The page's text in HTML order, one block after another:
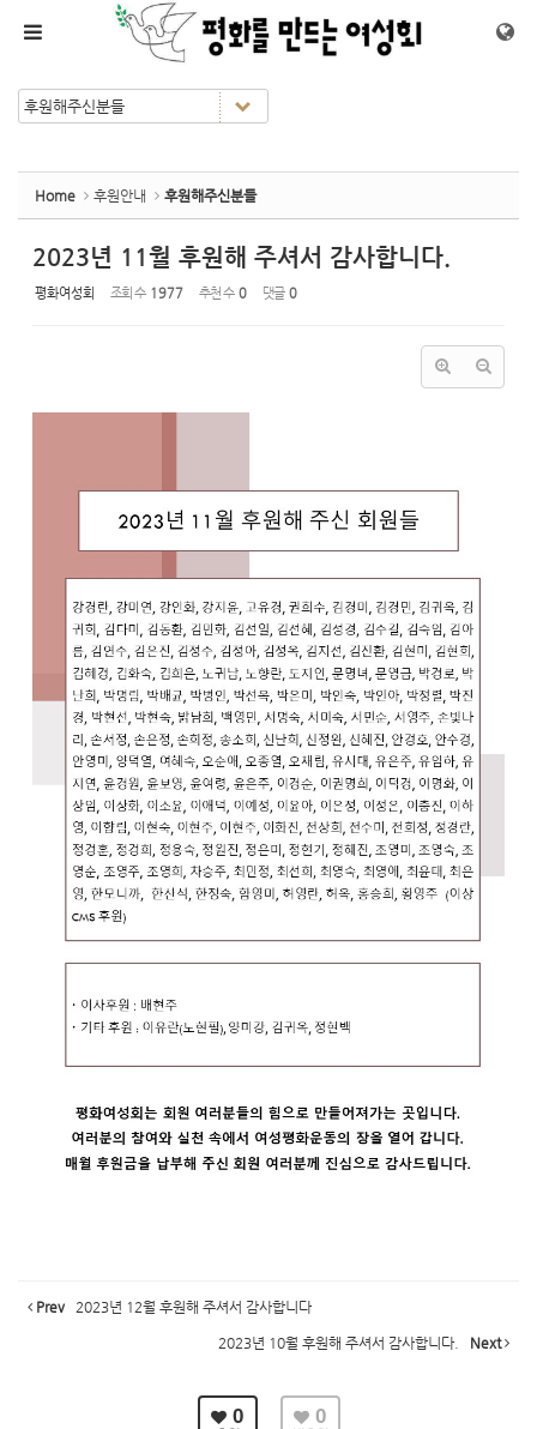
Home 후원안내 후원해주신분들
2023년 11월 후원해 주셔서 감사합니다.
평화여성회 조회 수 1977 추천 수 0 댓글 0
Prev 2023년 12월 후원해 주셔서 감사합니다
2023년 10월 후원해 주셔서 감사합니다. Next
0 0